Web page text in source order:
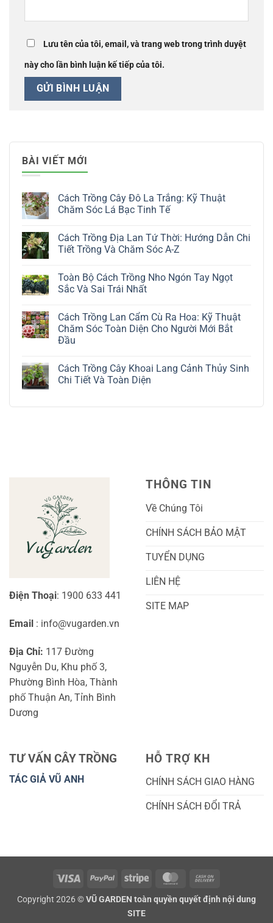
Lưu tên của tôi, email, và trang web trong trình duyệt
này cho lần bình luận kế tiếp của tôi.
BÀI VIẾT MỚI
Cách Trồng Cây Đô La Trắng: Kỹ Thuật
Chăm Sóc Lá Bạc Tinh Tế
bình
luận
Cây
Đô
La
Thuật
Chăm
Sóc
Lá
Tế
Cách Trồng Địa Lan Tứ Thời: Hướng Dẫn Chi
Tiết Trồng Và Chăm Sóc A-Z
bình
luận
ở
Địa
Lan
Tứ
Thời:
Chi
Tiết
Trồng
Toàn Bộ Cách Trồng Nho Ngón Tay Ngọt
Sắc Và Sai Trái Nhất
bình
luận
ở
Toàn
Trồng
Nho
Ngón
Cách Trồng Lan Cẩm Cù Ra Hoa: Kỹ Thuật
Chăm Sóc Toàn Diện Cho Người Mới Bắt
Đầu
bình
luận
ở
Lan
Cho
Người
Mới
Bắt
Đầu
Cách Trồng Cây Khoai Lang Cảnh Thủy Sinh
Chi Tiết Và Toàn Diện
bình
Chi
Tiết
Và
Toàn
Diện
Điện Thoại: 1900 633 441
Email : info@vugarden.vn
Địa Chỉ: 117 Đường
Nguyễn Du, Khu phố 3,
Phường Bình Hòa, Thành
phố Thuận An, Tỉnh Bình
Dương
THÔNG TIN
Về Chúng Tôi
CHÍNH SÁCH BẢO MẬT
TUYỂN DỤNG
LIÊN HỆ
SITE MAP
TƯ VẤN CÂY TRỒNG
TÁC GIẢ VŨ ANH
HỖ TRỢ KH
CHÍNH SÁCH GIAO HÀNG
CHÍNH SÁCH ĐỔI TRẢ
Visa PayPal Stripe MasterCard
Delivery
Copyright 2026 ©VŨ GARDEN toàn quyền quyết định nội dung
SITE